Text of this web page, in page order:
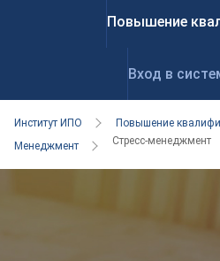
Повышение
Вход в
Институт ИПО
Повышение
Менеджмент
Стресс-менеджмент